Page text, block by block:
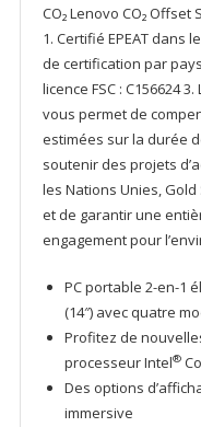
CO₂ Lenovo CO₂ Offset
1. Certifié EPEAT dans
de certification par
licence FSC : C156624
vous permet de
estimées sur la durée
soutenir des projets
les Nations Unies,
et de garantir une
engagement pour
PC portable 2-en-1
(14″) avec quatre
Profitez de
processeur Intel®
Des options
immersive